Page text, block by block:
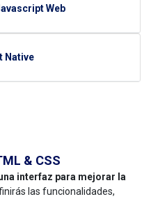
Web
Native
& CSS
interfaz para mejorar la
las funcionalidades,